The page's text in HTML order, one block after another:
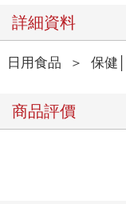
詳細資料
日用食品 ＞ 保健
商品評價